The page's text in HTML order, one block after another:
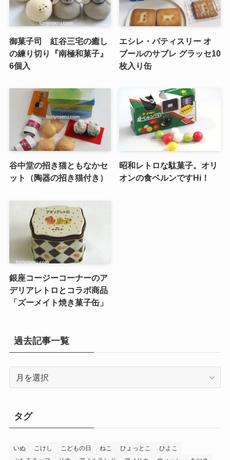
御菓子司 紅谷三宅の癒し
の練り切り『南極和菓子』
6個入
エシレ・パティスリー オ
ブールのサブレ グラッセ10
枚入り缶
谷中堂の招き猫ともなかセ
ット（陶器の招き猫付き）
昭和レトロな駄菓子。オリ
オンの食ベルンですHi！
銀座コージーコーナーのア
デリアレトロとコラボ商品
「ズーメイト焼き菓子缶」
過去記事一覧
一
タグ
いぬ こけし こどもの日 ねこ ひょっとこ
ひよこ